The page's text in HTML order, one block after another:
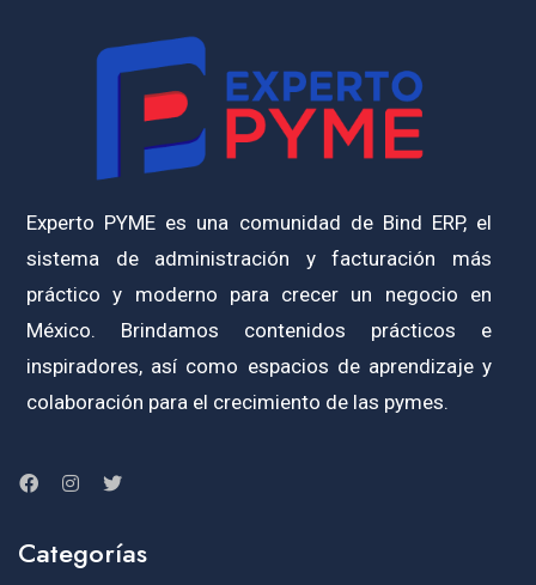
Experto PYME es una comunidad de Bind ERP, el
sistema de administración y facturación más
práctico y moderno para crecer un negocio en
México. Brindamos contenidos prácticos e
inspiradores, así como espacios de aprendizaje y
colaboración para el crecimiento de las pymes.
Categorías